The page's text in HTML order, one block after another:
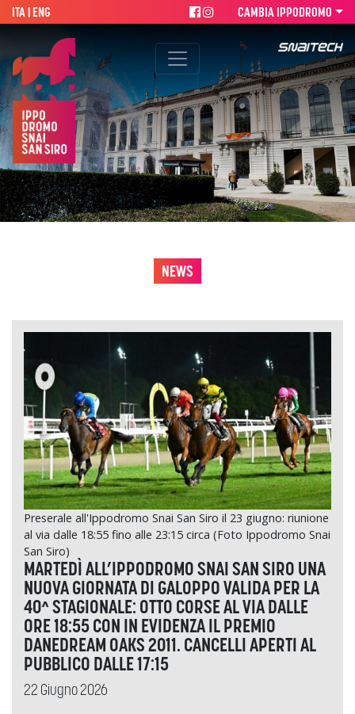
ITA | ENG CAMBIA IPPODROMO
NEWS
Preserale all'Ippodromo Snai San Siro il 23 giugno: riunione
al via dalle 18:55 fino alle 23:15 circa (Foto Ippodromo Snai
San Siro)
MARTEDÌ ALL’IPPODROMO SNAI SAN SIRO UNA
NUOVA GIORNATA DI GALOPPO VALIDA PER LA
40^ STAGIONALE: OTTO CORSE AL VIA DALLE
ORE 18:55 CON IN EVIDENZA IL PREMIO
DANEDREAM OAKS 2011. CANCELLI APERTI AL
PUBBLICO DALLE 17:15
22 Giugno 2026